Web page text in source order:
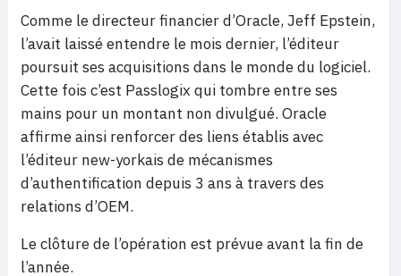
Comme le directeur financier d’Oracle, Jeff Epstein,
l’avait laissé entendre le mois dernier, l’éditeur
poursuit ses acquisitions dans le monde du logiciel.
Cette fois c’est Passlogix qui tombre entre ses
mains pour un montant non divulgué. Oracle
affirme ainsi renforcer des liens établis avec
l’éditeur new-yorkais de mécanismes
d’authentification depuis 3 ans à travers des
relations d’OEM.
Le clôture de l’opération est prévue avant la fin de
l’année.